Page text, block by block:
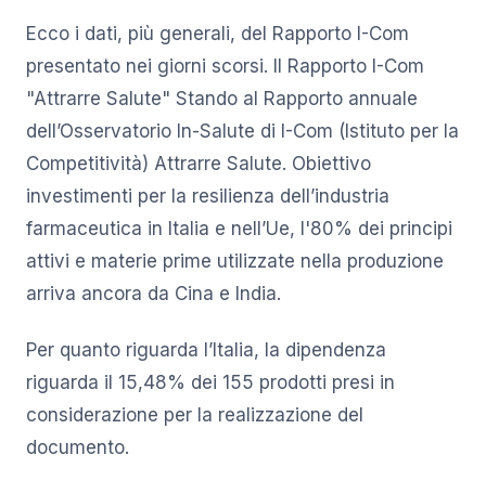
Ecco i dati, più generali, del Rapporto I-Com
presentato nei giorni scorsi. Il Rapporto I-Com
"Attrarre Salute" Stando al Rapporto annuale
dell’Osservatorio In-Salute di I-Com (Istituto per la
Competitività) Attrarre Salute. Obiettivo
investimenti per la resilienza dell’industria
farmaceutica in Italia e nell’Ue, l'80% dei principi
attivi e materie prime utilizzate nella produzione
arriva ancora da Cina e India.
Per quanto riguarda l’Italia, la dipendenza
riguarda il 15,48% dei 155 prodotti presi in
considerazione per la realizzazione del
documento.